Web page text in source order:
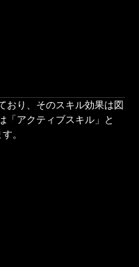
おり、そのスキル効果は図
「アクティブスキル」と
。